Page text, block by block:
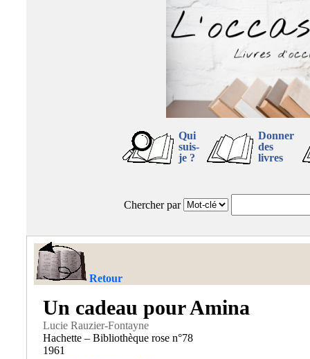
Qui
suis-
je ?
Donner
des
livres
Chercher par
Retour
Un cadeau pour Amina
Lucie Rauzier-Fontayne
Hachette – Bibliothèque rose n°78
1961